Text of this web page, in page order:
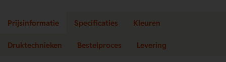
Prijsinformatie Specificaties Kleuren
Druktechnieken Bestelproces Levering